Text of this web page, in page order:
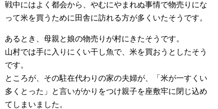
戦中にはよく都会から、やむにやまれぬ事情で物売りにな
って米を買うために田舎に訪れる方が多くいたそうです。
あるとき、母親と娘の物売りが村にきたそうです。
山村では手に入りにくい干し魚で、米を買おうとしたそう
です。
ところが、その駐在代わりの家の夫婦が、「米が一すくい
多くとった」と言いがかりをつけ親子を座敷牢に閉じ込め
てしまいました。